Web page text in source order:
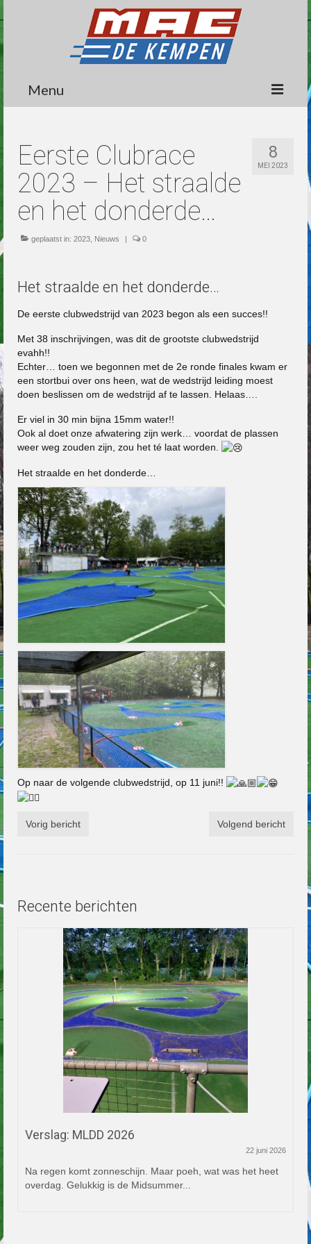
Menu
Nieuws
Lidmaatschap
Wedstrijden
Media
8
MEI 2023
Eerste Clubrace
2023 – Het straalde
en het donderde…
geplaatst in: 2023 Nieuws | 0
Het straalde en het donderde…
De eerste clubwedstrijd van 2023 begon als een succes!!
Met 38 inschrijvingen, was dit de grootste clubwedstrijd
evahh!!
Echter… toen we begonnen met de 2e ronde finales kwam er
een stortbui over ons heen, wat de wedstrijd leiding moest
doen beslissen om de wedstrijd af te lassen. Helaas….
Er viel in 30 min bijna 15mm water!!
Ook al doet onze afwatering zijn werk… voordat de plassen
weer weg zouden zijn, zou het té laat worden.
Het straalde en het donderde…
Op naar de volgende clubwedstrijd, op 11 juni!!
Vorig bericht Volgend bericht
Recente berichten
Verslag: MLDD 2026
22 juni 2026
Na regen komt zonneschijn. Maar poeh, wat was het heet
overdag. Gelukkig is de Midsummer...